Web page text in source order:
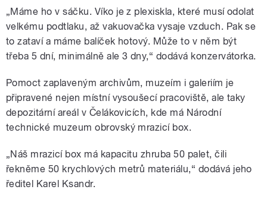
„Máme ho v sáčku. Víko je z plexiskla, které musí odolat
velkému podtlaku, až vakuovačka vysaje vzduch. Pak se
to zataví a máme balíček hotový. Může to v něm být
třeba 5 dní, minimálně ale 3 dny,“ dodává konzervátorka.
Pomoct zaplaveným archivům, muzeím i galeriím je
připravené nejen místní vysoušecí pracoviště, ale taky
depozitární areál v Čelákovicích, kde má Národní
technické muzeum obrovský mrazicí box.
„Náš mrazicí box má kapacitu zhruba 50 palet, čili
řekněme 50 krychlových metrů materiálu,“ dodává jeho
ředitel Karel Ksandr.